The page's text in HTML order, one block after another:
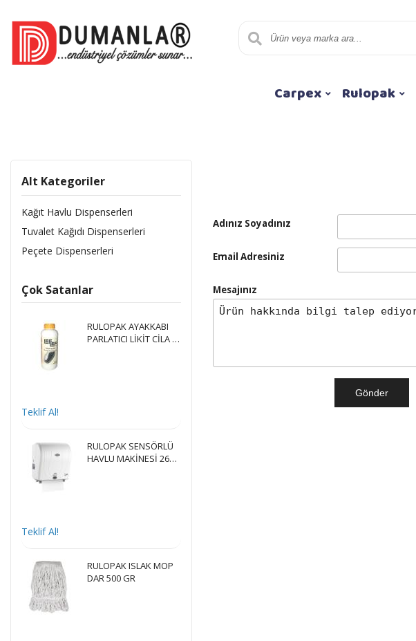
Carpex Rulopak
Alt Kategoriler
Kağıt Havlu Dispenserleri
Tuvalet Kağıdı Dispenserleri
Peçete Dispenserleri
Çok Satanlar
RULOPAK AYAKKABI
PARLATICI LİKİT CİLA 1
Teklif Al!
RULOPAK SENSÖRLÜ
HAVLU MAKİNESİ 26
Teklif Al!
RULOPAK ISLAK MOP
DAR 500 GR
Adınız Soyadınız
Email Adresiniz
Mesajınız